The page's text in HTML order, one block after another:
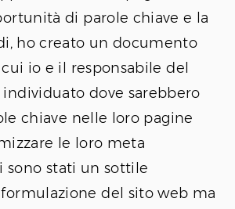
di parole chiave e la
ho creato un documento
io e il responsabile del
dove sarebbero
chiave nelle loro pagine
le loro meta
sono stati un sottile
del sito web ma